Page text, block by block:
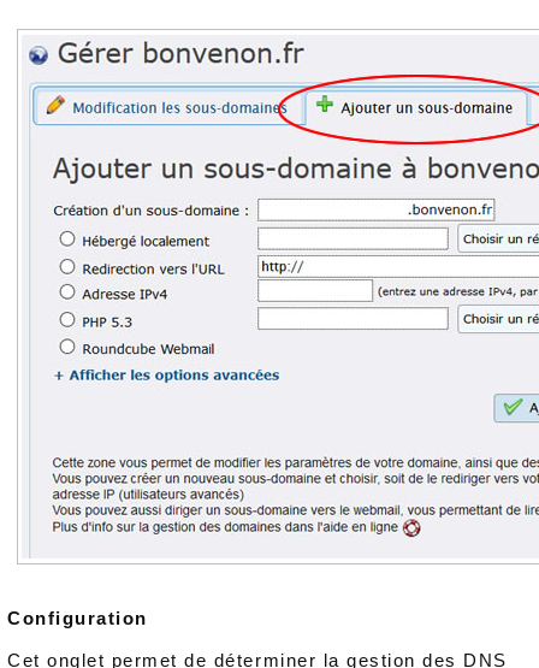
Configuration
Cet onglet permet de déterminer la gestion des DNS